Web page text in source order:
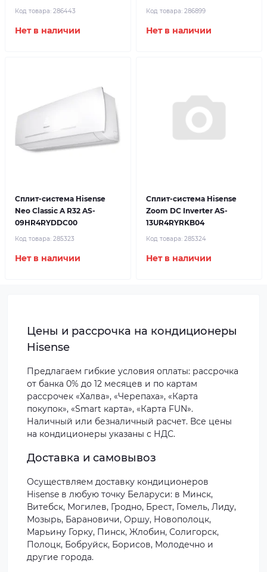
Код товара: 286443
Нет в наличии
Код товара: 286899
Нет в наличии
Сплит-система Hisense
Neo Classic A R32 AS-
09HR4RYDDC00
Код товара: 285323
Нет в наличии
Сплит-система Hisense
Zoom DC Inverter AS-
13UR4RYRKB04
Код товара: 285324
Нет в наличии
Цены и рассрочка на кондиционеры
Hisense
Предлагаем гибкие условия оплаты: рассрочка
от банка 0% до 12 месяцев и по картам
рассрочек «Халва», «Черепаха», «Карта
покупок», «Smart карта», «Карта FUN».
Наличный или безналичный расчет. Все цены
на кондиционеры указаны с НДС.
Доставка и самовывоз
Осуществляем доставку кондиционеров
Hisense в любую точку Беларуси: в Минск,
Витебск, Могилев, Гродно, Брест, Гомель, Лиду,
Мозырь, Барановичи, Оршу, Новополоцк,
Марьину Горку, Пинск, Жлобин, Солигорск,
Полоцк, Бобруйск, Борисов, Молодечно и
другие города.